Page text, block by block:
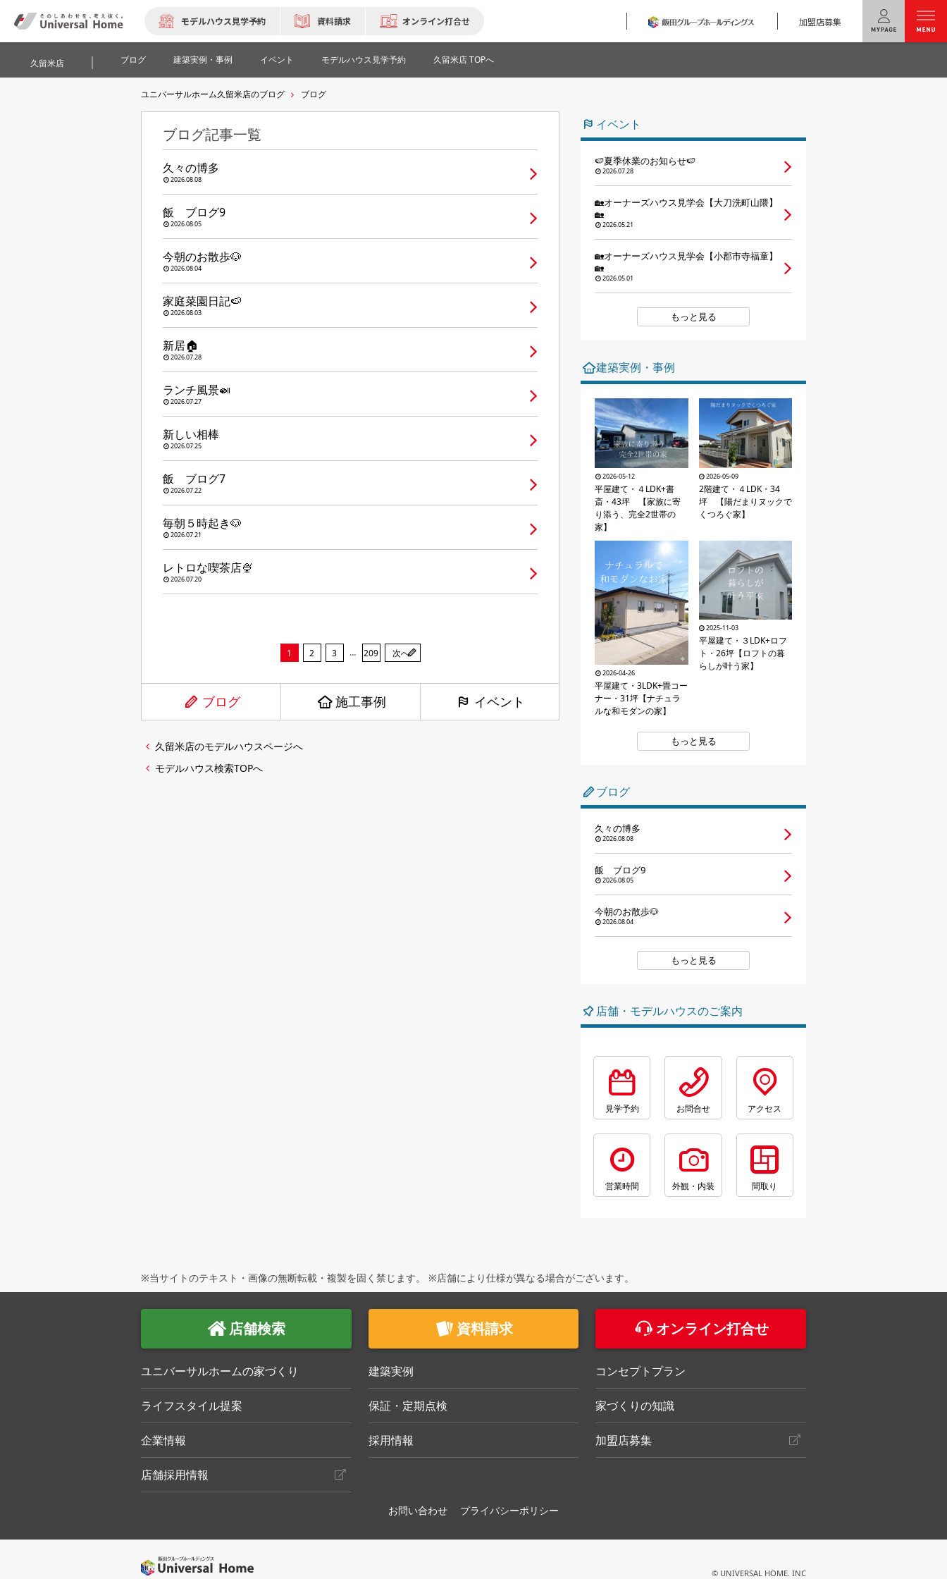
モデルハウス見学予約 資料請求 オンライン打合せ 加盟店募集
テクノロジー
建築実例
企業情報
お問い合わせ
久留米店 ブログ 建築実例・事例 イベント モデルハウス見学予約 久留米店 TOPへ
ユニバーサルホーム久留米店のブログ ブログ
ブログ記事一覧
久々の博多
2026.08.08
飯 ブログ9
2026.08.05
今朝のお散歩🐶
2026.08.04
家庭菜園日記🍉
2026.08.03
新居🏠
2026.07.28
ランチ風景🍛
2026.07.27
新しい相棒
2026.07.25
飯 ブログ7
2026.07.22
毎朝５時起き🐶
2026.07.21
レトロな喫茶店🍨
2026.07.20
1 2 3 … 209 次へ
ブログ 施工事例 イベント
久留米店のモデルハウスページへ
モデルハウス検索TOPへ
イベント
🍉夏季休業のお知らせ🍉
2026.07.28
🏡オーナーズハウス見学会【大刀洗町山隈】
🏡
2026.05.21
🏡オーナーズハウス見学会【小郡市寺福童】
🏡
2026.05.01
もっと見る
建築実例・事例
2026-05-12
平屋建て・４LDK+書
斎・43坪 【家族に寄
り添う、完全2世帯の
家】
2026-05-09
2階建て・４LDK・34
坪 【陽だまりヌックで
くつろぐ家】
2026-04-26
平屋建て・3LDK+畳コー
ナー・31坪【ナチュラ
ルな和モダンの家】
2025-11-03
平屋建て・３LDK+ロフ
ト・26坪【ロフトの暮
らしが叶う家】
もっと見る
ブログ
久々の博多
2026.08.08
飯 ブログ9
2026.08.05
今朝のお散歩🐶
2026.08.04
もっと見る
店舗・モデルハウスのご案内
見学予約 お問合せ アクセス
営業時間 外観・内装 間取り
※当サイトのテキスト・画像の無断転載・複製を固く禁じます。 ※店舗により仕様が異なる場合がございます。
店舗検索 資料請求 オンライン打合せ
ユニバーサルホームの家づくり 建築実例 コンセプトプラン
ライフスタイル提案 保証・定期点検 家づくりの知識
企業情報 採用情報 加盟店募集
店舗採用情報
お問い合わせ プライバシーポリシー
© UNIVERSAL HOME. INC